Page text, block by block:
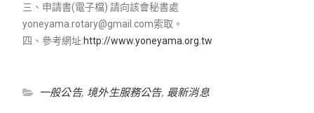
三、申請書(電子檔) 請向該會秘書處
yoneyama.rotary@gmail.com索取。
四、參考網址:http://www.yoneyama.org.tw
一般公告, 境外生服務公告, 最新消息